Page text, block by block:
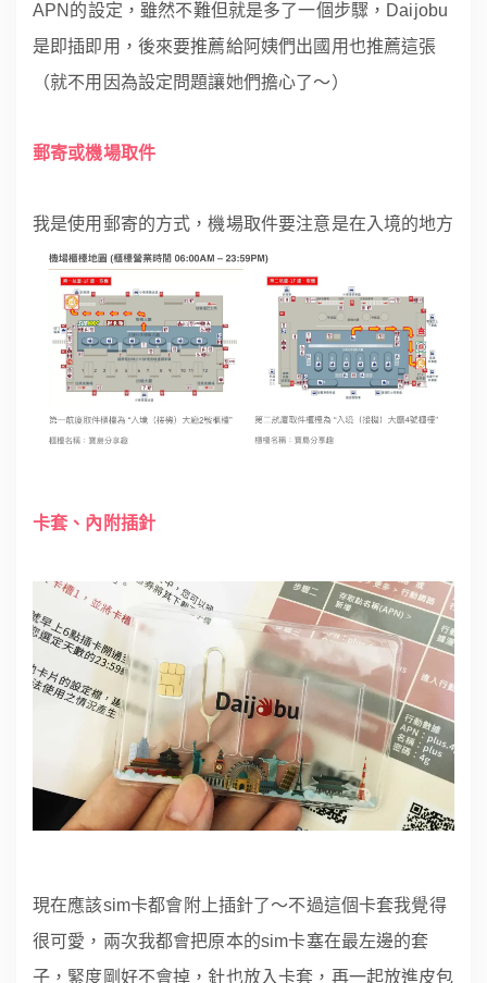
APN的設定，雖然不難但就是多了一個步驟，Daijobu
是即插即用，後來要推薦給阿姨們出國用也推薦這張
（就不用因為設定問題讓她們擔心了～）
郵寄或機場取件
我是使用郵寄的方式，機場取件要注意是在入境的地方
卡套、內附插針
現在應該sim卡都會附上插針了～不過這個卡套我覺得
很可愛，兩次我都會把原本的sim卡塞在最左邊的套
子，緊度剛好不會掉，針也放入卡套，再一起放進皮包